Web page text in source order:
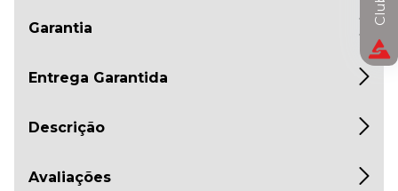
Garantia
Entrega Garantida
Descrição
Avaliações